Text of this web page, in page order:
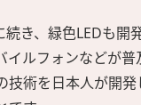
続き、緑色LEDも開
イルフォンなどが普
術を日本人が開発